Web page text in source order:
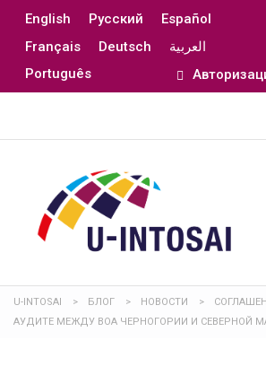
English Русский
Español
Français
Deutsch
العربية
Português
U-INTOSAI > БЛОГ > НОВОСТИ >
АУДИТЕ МЕЖДУ ВОА ЧЕРНОГОРИИ И СЕВЕРНОЙ